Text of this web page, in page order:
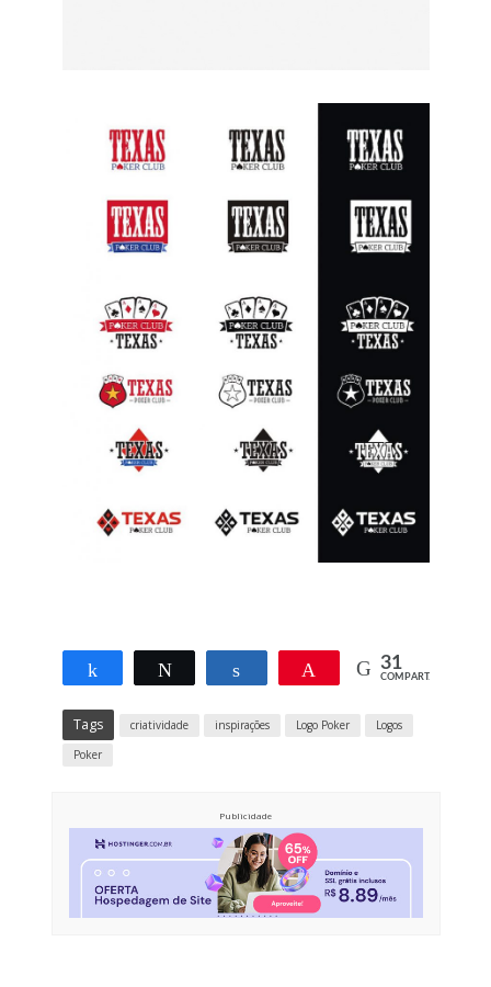
CompartilharTwittar Compartilhar 31
COMPART.
Tags criatividade inspirações Logo Poker
Logos
Poker
Publicidade